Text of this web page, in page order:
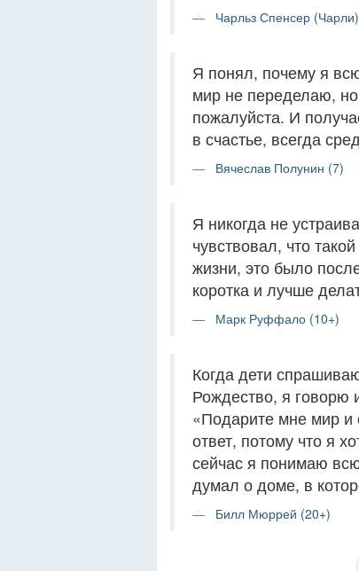
Чарльз Спенсер
Я понял, почему я
мир не переделаю, но
пожалуйста. И
в счастье, всегда
Вячеслав Полунин (7)
Я никогда не
чувствовал, что
жизни, это было
коротка и лучше
Марк Руффало (10+)
Когда дети
Рождество, я говорю
«Подарите мне мир и
ответ, потому что я
сейчас я понимаю
думал о доме, в
Билл Мюррей (20+)